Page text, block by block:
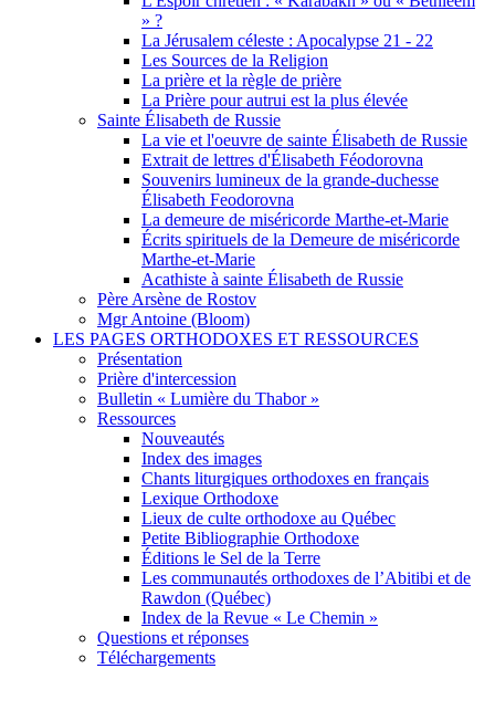
» ?
La Jérusalem céleste : Apocalypse 21 - 22
Les Sources de la Religion
La prière et la règle de prière
La Prière pour autrui est la plus élevée
Sainte Élisabeth de Russie
La vie et l'oeuvre de sainte Élisabeth de Russie
Extrait de lettres d'Élisabeth Féodorovna
Souvenirs lumineux de la grande-duchesse
Élisabeth Feodorovna
La demeure de miséricorde Marthe-et-Marie
Écrits spirituels de la Demeure de miséricorde
Marthe-et-Marie
Acathiste à sainte Élisabeth de Russie
Père Arsène de Rostov
Mgr Antoine (Bloom)
LES PAGES ORTHODOXES ET RESSOURCES
Présentation
Prière d'intercession
Bulletin « Lumière du Thabor »
Ressources
Nouveautés
Index des images
Chants liturgiques orthodoxes en français
Lexique Orthodoxe
Lieux de culte orthodoxe au Québec
Petite Bibliographie Orthodoxe
Éditions le Sel de la Terre
Les communautés orthodoxes de l’Abitibi et de
Rawdon (Québec)
Index de la Revue « Le Chemin »
Questions et réponses
Téléchargements